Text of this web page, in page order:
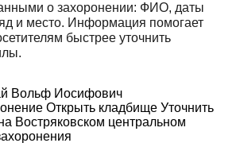
о захоронении: ФИО, даты
и место. Информация помогает
быстрее уточнить
Вольф Иосифович
Открыть кладбище Уточнить